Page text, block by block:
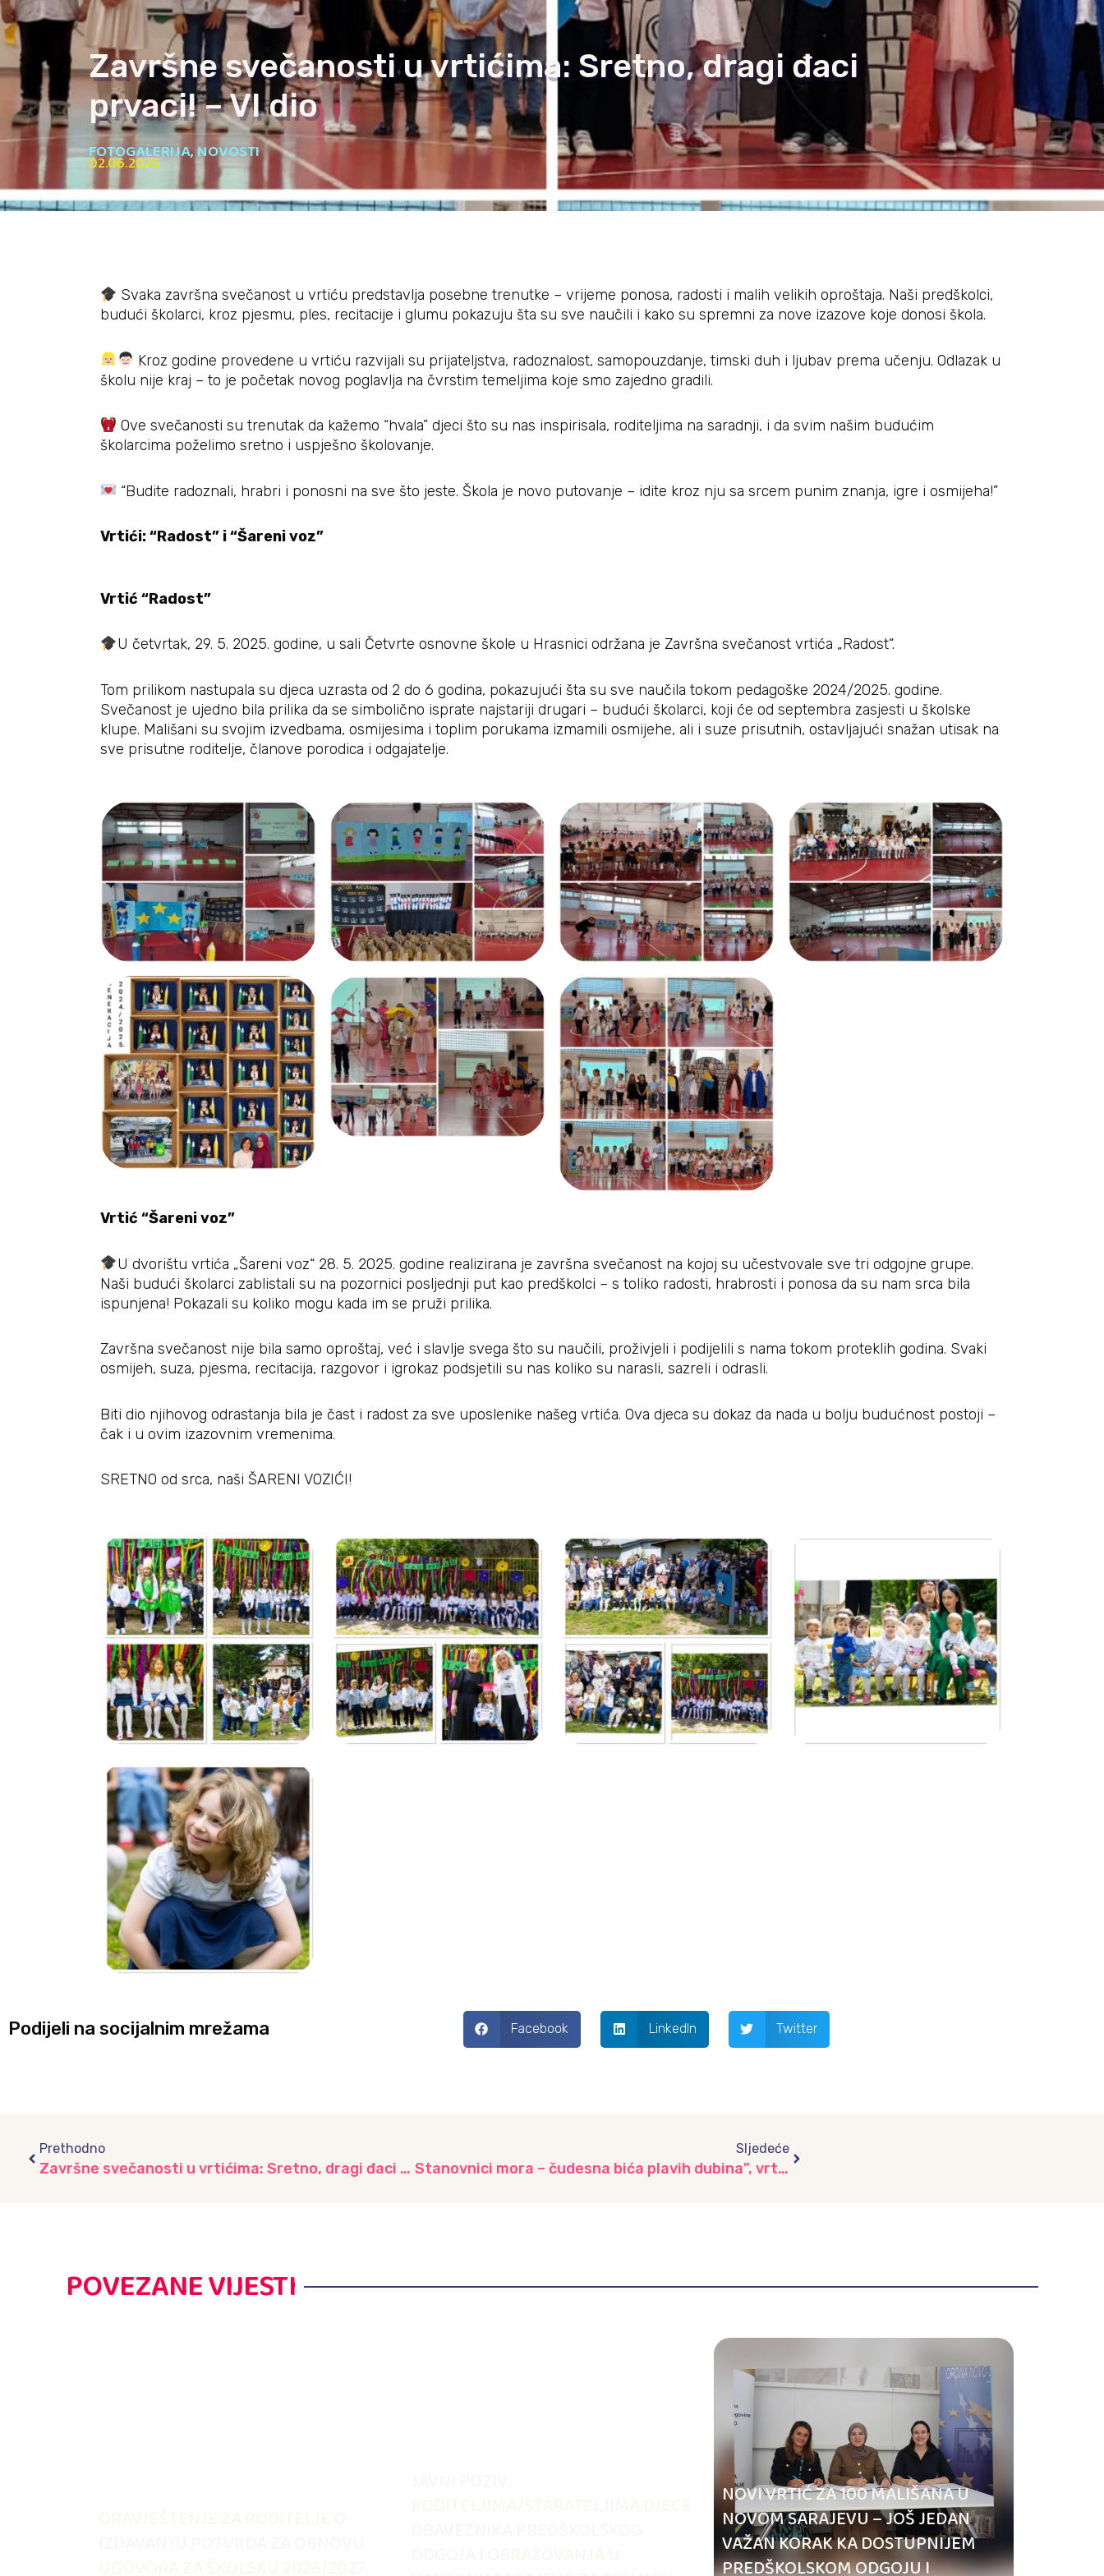
Završne svečanosti u vrtićima: Sretno, dragi đaci
prvaci! – VI dio
FOTOGALERIJA,NOVOSTI
02.06.2025
Svaka završna svečanost u vrtiću predstavlja posebne trenutke – vrijeme ponosa, radosti i malih velikih oproštaja. Naši predškolci,
budući školarci, kroz pjesmu, ples, recitacije i glumu pokazuju šta su sve naučili i kako su spremni za nove izazove koje donosi škola.
Kroz godine provedene u vrtiću razvijali su prijateljstva, radoznalost, samopouzdanje, timski duh i ljubav prema učenju. Odlazak u
školu nije kraj – to je početak novog poglavlja na čvrstim temeljima koje smo zajedno gradili.
Ove svečanosti su trenutak da kažemo “hvala” djeci što su nas inspirisala, roditeljima na saradnji, i da svim našim budućim
školarcima poželimo sretno i uspješno školovanje.
“Budite radoznali, hrabri i ponosni na sve što jeste. Škola je novo putovanje – idite kroz nju sa srcem punim znanja, igre i osmijeha!”
Vrtići: “Radost” i “Šareni voz”
Vrtić “Radost”
U četvrtak, 29. 5. 2025. godine, u sali Četvrte osnovne škole u Hrasnici održana je Završna svečanost vrtića „Radost“.
Tom prilikom nastupala su djeca uzrasta od 2 do 6 godina, pokazujući šta su sve naučila tokom pedagoške 2024/2025. godine.
Svečanost je ujedno bila prilika da se simbolično isprate najstariji drugari – budući školarci, koji će od septembra zasjesti u školske
klupe. Mališani su svojim izvedbama, osmijesima i toplim porukama izmamili osmijehe, ali i suze prisutnih, ostavljajući snažan utisak na
sve prisutne roditelje, članove porodica i odgajatelje.
Vrtić “Šareni voz”
U dvorištu vrtića „Šareni voz“ 28. 5. 2025. godine realizirana je završna svečanost na kojoj su učestvovale sve tri odgojne grupe.
Naši budući školarci zablistali su na pozornici posljednji put kao predškolci – s toliko radosti, hrabrosti i ponosa da su nam srca bila
ispunjena! Pokazali su koliko mogu kada im se pruži prilika.
Završna svečanost nije bila samo oproštaj, već i slavlje svega što su naučili, proživjeli i podijelili s nama tokom proteklih godina. Svaki
osmijeh, suza, pjesma, recitacija, razgovor i igrokaz podsjetili su nas koliko su narasli, sazreli i odrasli.
Biti dio njihovog odrastanja bila je čast i radost za sve uposlenike našeg vrtića. Ova djeca su dokaz da nada u bolju budućnost postoji –
čak i u ovim izazovnim vremenima.
SRETNO od srca, naši ŠARENI VOZIĆI!
Podijeli na socijalnim mrežama Facebook LinkedIn Twitter
Prethodno
Završne svečanosti u vrtićima: Sretno, dragi đaci prvaci! – V dio
Sljedeće
Stanovnici mora – čudesna bića plavih dubina”, vrtić “Iskrica”
POVEZANE VIJESTI
NOVI VRTIĆ ZA 100 MALIŠANA U
NOVOM SARAJEVU – JOŠ JEDAN
VAŽAN KORAK KA DOSTUPNIJEM
PREDŠKOLSKOM ODGOJU I